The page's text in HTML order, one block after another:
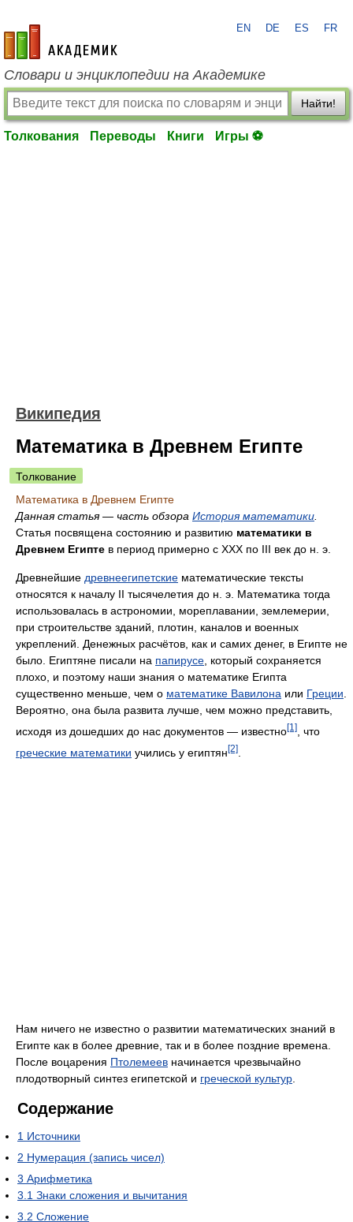
academic.ru
EN DE ES FR
Словари и энциклопедии на Академике
Найти!
Толкования Переводы Книги Игры ⚽
Википедия
Математика в Древнем Египте
Толкование
Математика в Древнем Египте
Данная статья — часть обзора История математики
Статья посвящена состоянию и развитию математики в
Древнем Египте в период примерно с XXX по III век до н. э.
Древнейшие древнеегипетские математические тексты
относятся к началу II тысячелетия до н. э. Математика тогда
использовалась в астрономии, мореплавании, землемерии,
при строительстве зданий, плотин, каналов и военных
укреплений. Денежных расчётов, как и самих денег, в Египте не
было. Египтяне писали на папирусе , который сохраняется
плохо, и поэтому наши знания о математике Египта
существенно меньше, чем о математике Вавилона или Греции
Вероятно, она была развита лучше, чем можно представить,
исходя из дошедших до нас документов — известно[1]
, что
греческие математики учились у египтян[2]
Нам ничего не известно о развитии математических знаний в
Египте как в более древние, так и в более поздние времена.
После воцарения Птолемеев начинается чрезвычайно
плодотворный синтез египетской и греческой культур.
Содержание
1 Источники
2 Нумерация (запись чисел)
3 Арифметика
3.1 Знаки сложения и вычитания
3.2 Сложение